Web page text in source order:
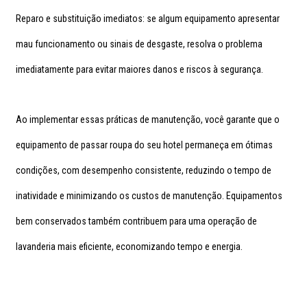
Reparo e substituição imediatos: se algum equipamento apresentar
mau funcionamento ou sinais de desgaste, resolva o problema
imediatamente para evitar maiores danos e riscos à segurança.
Ao implementar essas práticas de manutenção, você garante que o
equipamento de passar roupa do seu hotel permaneça em ótimas
condições, com desempenho consistente, reduzindo o tempo de
inatividade e minimizando os custos de manutenção. Equipamentos
bem conservados também contribuem para uma operação de
lavanderia mais eficiente, economizando tempo e energia.